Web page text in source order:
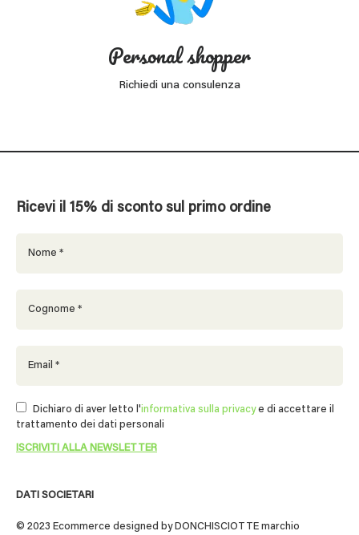
Personal shopper
Richiedi una consulenza
DATI SOCIETARI
© 2023 Ecommerce designed by DONCHISCIOTTE marchio
Ricevi il 15% di sconto sul primo ordine
Dichiaro di aver letto l'informativa sulla privacye di accettare il
trattamento dei dati personali